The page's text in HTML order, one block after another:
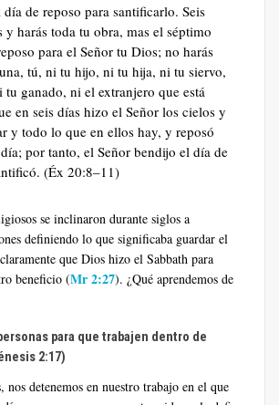
de reposo para santificarlo. Seis
y harás toda tu obra, mas el séptimo
para el Señor tu Dios; no harás
tú, ni tu hijo, ni tu hija, ni tu siervo,
ganado, ni el extranjero que está
en seis días hizo el Señor los cielos y
y todo lo que en ellos hay, y reposó
por tanto, el Señor bendijo el día de
(Éx 20:8–11)
se inclinaron durante siglos a
definiendo lo que significaba guardar el
que Dios hizo el Sabbath para
beneficio (Mr 2:27). ¿Qué aprendemos de
para que trabajen dentro de
2:17)
nos detenemos en nuestro trabajo en el que